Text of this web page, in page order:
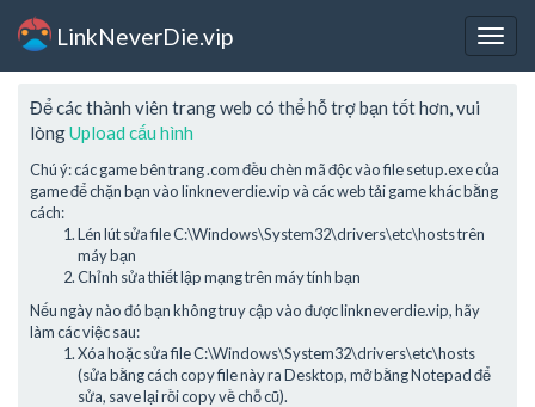
LinkNeverDie.vip
Để các thành viên trang web có thể hỗ trợ bạn tốt hơn, vui
lòngUpload cấu hình
Chú ý: các game bên trang .com đều chèn mã độc vào file setup.exe của
game để chặn bạn vào linkneverdie.vip và các web tải game khác bằng
cách:
Lén lút sửa file C:\Windows\System32\drivers\etc\hosts trên
máy bạn
Chỉnh sửa thiết lập mạng trên máy tính bạn
Nếu ngày nào đó bạn không truy cập vào được linkneverdie.vip, hãy
làm các việc sau:
Xóa hoặc sửa file C:\Windows\System32\drivers\etc\hosts
(sửa bằng cách copy file này ra Desktop, mở bằng Notepad để
sửa, save lại rồi copy về chỗ cũ).